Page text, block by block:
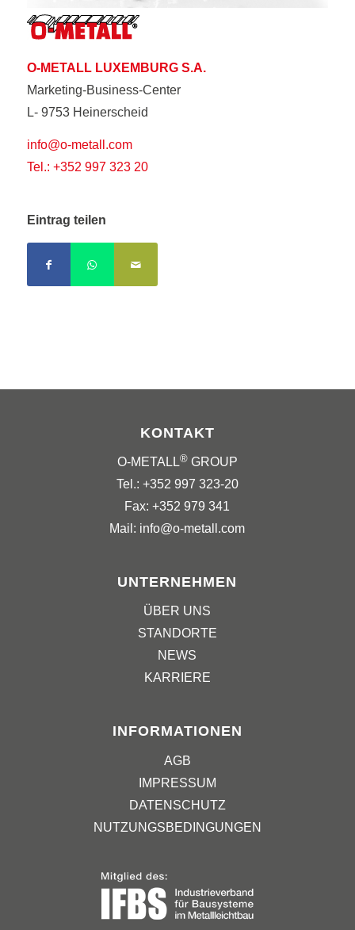
O-METALL LUXEMBURG S.A.
Marketing-Business-Center
L- 9753 Heinerscheid
info@o-metall.com
Tel.: +352 997 323 20
Eintrag teilen
KONTAKT
O-METALL®GROUP
Tel.: +352 997 323-20
Fax: +352 979 341
Mail: info@o-metall.com
UNTERNEHMEN
ÜBER UNS
STANDORTE
NEWS
KARRIERE
INFORMATIONEN
AGB
IMPRESSUM
DATENSCHUTZ
NUTZUNGSBEDINGUNGEN